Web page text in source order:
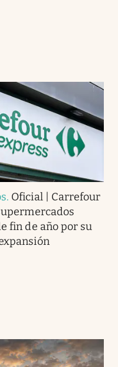
. Oficial | Carrefour
fin de año por su